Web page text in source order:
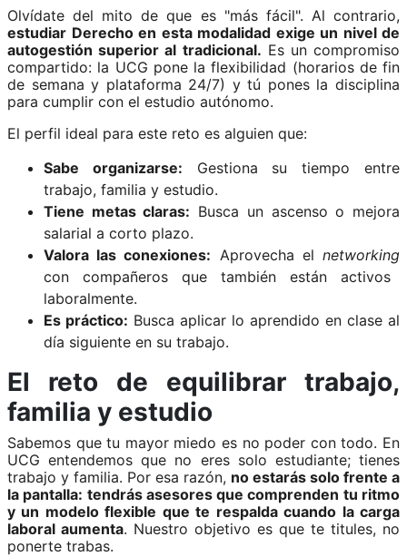
Olvídate del mito de que es "más fácil". Al contrario,
estudiar Derecho en esta modalidad exige un nivel de
autogestión superior al tradicional. Es un compromiso
compartido: la UCG pone la flexibilidad (horarios de fin
de semana y plataforma 24/7) y tú pones la disciplina
para cumplir con el estudio autónomo.
El perfil ideal para este reto es alguien que:
Sabe organizarse: Gestiona su tiempo entre
trabajo, familia y estudio.
Tiene metas claras: Busca un ascenso o mejora
salarial a corto plazo.
Valora las conexiones: Aprovecha elnetworking
con compañeros que también están activos
laboralmente.
Es práctico: Busca aplicar lo aprendido en clase al
día siguiente en su trabajo.
El reto de equilibrar trabajo,
familia y estudio
Sabemos que tu mayor miedo es no poder con todo. En
UCG entendemos que no eres solo estudiante; tienes
trabajo y familia. Por esa razón, no estarás solo frente a
la pantalla: tendrás asesores que comprenden tu ritmo
y un modelo flexible que te respalda cuando la carga
laboral aumenta. Nuestro objetivo es que te titules, no
ponerte trabas.